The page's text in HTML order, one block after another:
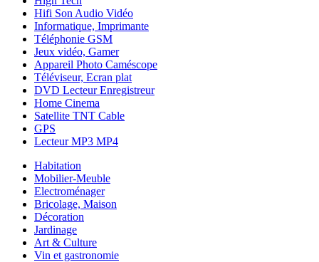
Hifi Son Audio Vidéo
Informatique, Imprimante
Téléphonie GSM
Jeux vidéo, Gamer
Appareil Photo Caméscope
Téléviseur, Ecran plat
DVD Lecteur Enregistreur
Home Cinema
Satellite TNT Cable
GPS
Lecteur MP3 MP4
Habitation
Mobilier-Meuble
Electroménager
Bricolage, Maison
Décoration
Jardinage
Art & Culture
Vin et gastronomie